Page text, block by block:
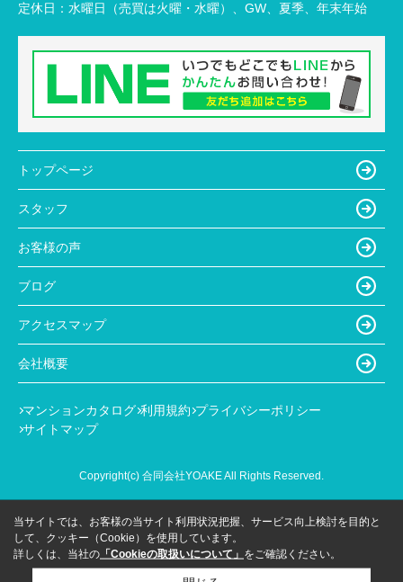
定休日： 水曜日（売買は火曜・水曜）、GW、夏季、年末年始
トップページ
スタッフ
お客様の声
ブログ
アクセスマップ
会社概要
マンションカタログ 利用規約 プライバシーポリシー
サイトマップ
Copyright(c) 合同会社YOAKE All Rights Reserved.
当サイトでは、お客様の当サイト利用状況把握、サービス向上検討を目的と
して、クッキー（Cookie）を使用しています。
詳しくは、当社の 「Cookieの取扱いについて」 をご確認ください。